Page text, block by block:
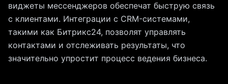
виджеты мессенджеров обеспечат быструю связь
с клиентами. Интеграции с CRM-системами,
такими как Битрикс24, позволят управлять
контактами и отслеживать результаты, что
значительно упростит процесс ведения бизнеса.